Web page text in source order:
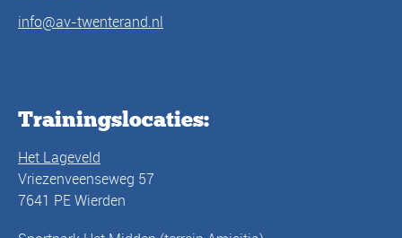
info@av-twenterand.nl
Trainingslocaties:
Het Lageveld
Vriezenveenseweg 57
7641 PE Wierden